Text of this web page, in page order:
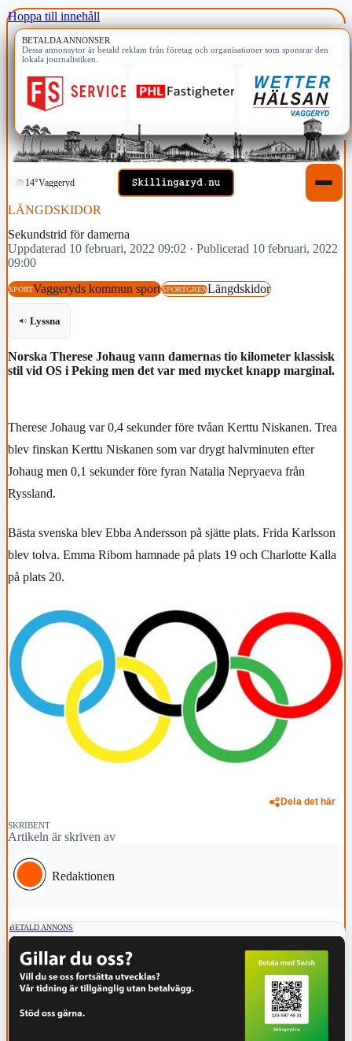
Hoppa till innehåll
BETALDA ANNONSER
Dessa annonsytor är betald reklam från företag och organisationer som sponsrar den
lokala journalistiken.
14°Vaggeryd
LÄNGDSKIDOR
Sekundstrid för damerna
Uppdaterad 10 februari, 2022 09:02 · Publicerad 10 februari, 2022
09:00
SPORTVaggeryds kommun sportSPORTGRENLängdskidor
Lyssna
Norska Therese Johaug vann damernas tio kilometer klassisk
stil vid OS i Peking men det var med mycket knapp marginal.
Therese Johaug var 0,4 sekunder före tvåan Kerttu Niskanen. Trea
blev finskan Kerttu Niskanen som var drygt halvminuten efter
Johaug men 0,1 sekunder före fyran Natalia Nepryaeva från
Ryssland.
Bästa svenska blev Ebba Andersson på sjätte plats. Frida Karlsson
blev tolva. Emma Ribom hamnade på plats 19 och Charlotte Kalla
på plats 20.
Dela det här
SKRIBENT
Artikeln är skriven av
Redaktionen
BETALD ANNONS